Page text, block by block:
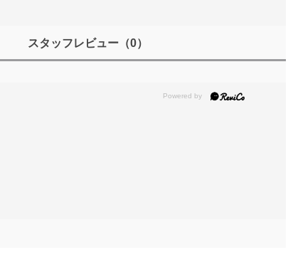
スタッフレビュー （0）